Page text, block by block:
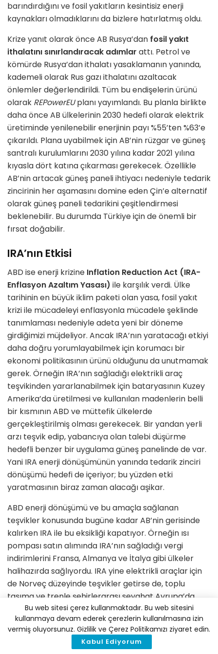
barındırdığını ve fosil yakıtların kesintisiz enerji
kaynakları olmadıklarını da bizlere hatırlatmış oldu.
Krize yanıt olarak önce AB Rusya’dan fosil yakıt
ithalatını sınırlandıracak adımlar attı. Petrol ve
kömürde Rusya’dan ithalatı yasaklamanın yanında,
kademeli olarak Rus gazı ithalatını azaltacak
önlemler değerlendirildi. Tüm bu endişelerin ürünü
olarak REPowerEUplanı yayımlandı. Bu planla birlikte
daha önce AB ülkelerinin 2030 hedefi olarak elektrik
üretiminde yenilenebilir enerjinin payı %55’ten %63’e
çıkarıldı. Plana uyabilmek için AB’nin rüzgar ve güneş
santralı kurulumlarını 2030 yılına kadar 2021 yılına
kıyasla dört katına çıkarması gerekecek. Özellikle
AB’nin artacak güneş paneli ihtiyacı nedeniyle tedarik
zincirinin her aşamasını domine eden Çin’e alternatif
olarak güneş paneli tedarikini çeşitlendirmesi
beklenebilir. Bu durumda Türkiye için de önemli bir
fırsat doğabilir.
IRA’nın Etkisi
ABD ise enerji krizine Inflation Reduction Act (IRA-
Enflasyon Azaltım Yasası) ile karşılık verdi. Ülke
tarihinin en büyük iklim paketi olan yasa, fosil yakıt
krizi ile mücadeleyi enflasyonla mücadele şeklinde
tanımlaması nedeniyle adeta yeni bir döneme
girdiğimizi müjdeliyor. Ancak IRA’nın yaratacağı etkiyi
daha doğru yorumlayabilmek için korumacı bir
ekonomi politikasının ürünü olduğunu da unutmamak
gerek. Örneğin IRA’nın sağladığı elektrikli araç
teşvikinden yararlanabilmek için bataryasının Kuzey
Amerika’da üretilmesi ve kullanılan madenlerin belli
bir kısmının ABD ve müttefik ülkelerde
gerçekleştirilmiş olması gerekecek. Bir yandan yerli
arzı teşvik edip, yabancıya olan talebi düşürme
hedefli benzer bir uygulama güneş panelinde de var.
Yani IRA enerji dönüşümünün yanında tedarik zinciri
dönüşümü hedefi de içeriyor; bu yüzden etki
yaratmasının biraz zaman alacağı aşikar.
ABD enerji dönüşümü ve bu amaçla sağlanan
teşvikler konusunda bugüne kadar AB’nin gerisinde
kalırken IRA ile bu eksikliği kapatıyor. Örneğin ısı
pompası satın alımında IRA’nın sağladığı vergi
indirimlerini Fransa, Almanya ve İtalya gibi ülkeler
halihazırda sağlıyordu. IRA yine elektrikli araçlar için
de Norveç düzeyinde teşvikler getirse de, toplu
taşıma ve trenle şehirlerarası seyahat Avrupa’da
ABD’ye kıyasla çok yaygın olduğu için ulaşım
emisyonlarıyla mücadelede ABD’nin geriden
geleceğini söyleyebiliriz. Güneş enerjisi konusunda da
IRA’nın öne çıkan teşvikleri var fakat Avrupa’da
Bu web sitesi çerez kullanmaktadır. Bu web sitesini
kullanmaya devam ederek çerezlerin kullanılmasına izin
vermiş oluyorsunuz. Gizlilik ve Çerez Politikamızı ziyaret edin.
Kabul Ediyorum